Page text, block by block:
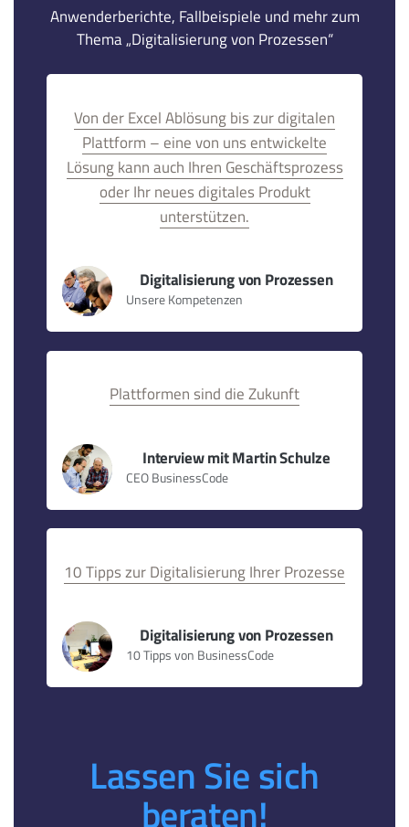
Anwenderberichte, Fallbeispiele und mehr zum
Thema „Digitalisierung von Prozessen“
Von der Excel Ablösung bis zur digitalen
Plattform – eine von uns entwickelte
Lösung kann auch Ihren Geschäftsprozess
oder Ihr neues digitales Produkt
unterstützen.
Digitalisierung von Prozessen
Unsere Kompetenzen
Plattformen sind die Zukunft
Interview mit Martin Schulze
CEO BusinessCode
10 Tipps zur Digitalisierung Ihrer Prozesse
Digitalisierung von Prozessen
10 Tipps von BusinessCode
Lassen Sie sich
beraten!